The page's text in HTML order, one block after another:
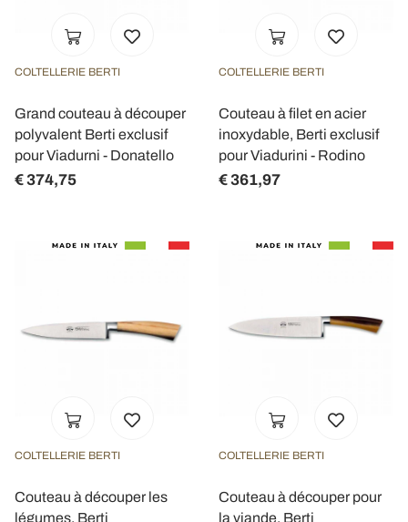
COLTELLERIE BERTI
Grand couteau à découper
polyvalent Berti exclusif
pour Viadurni - Donatello
€ 374,75
COLTELLERIE BERTI
Couteau à filet en acier
inoxydable, Berti exclusif
pour Viadurini - Rodino
€ 361,97
COLTELLERIE BERTI
Couteau à découper les
légumes, Berti
COLTELLERIE BERTI
Couteau à découper pour
la viande, Berti